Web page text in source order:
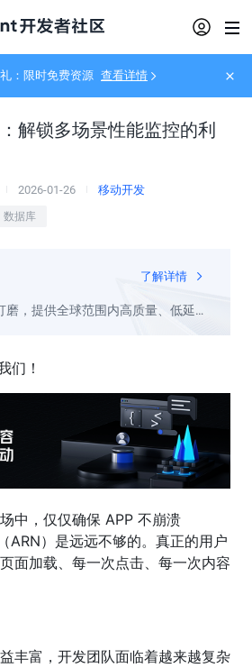
：限时免费资源 查看详情
解锁多场景性能监控的利
2026-01-26 移动开发
数据库
了解详情
磨，提供全球范围内高质量、低延时
们！
中，仅仅确保 APP 不崩溃
ARN）是远远不够的。真正的用户
面加载、每一次点击、每一次内容
丰富，开发团队面临着越来越复杂